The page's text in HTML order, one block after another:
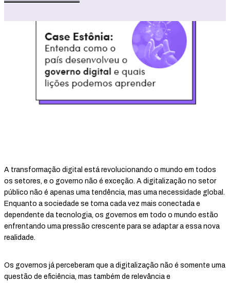
A transformação digital está revolucionando o mundo em todos
os setores, e o governo não é exceção. A digitalização no setor
público não é apenas uma tendência, mas uma necessidade global.
Enquanto a sociedade se torna cada vez mais conectada e
dependente da tecnologia, os governos em todo o mundo estão
enfrentando uma pressão crescente para se adaptar a essa nova
realidade.
Os governos já perceberam que a digitalização não é somente uma
questão de eficiência, mas também de relevância e